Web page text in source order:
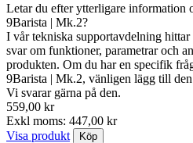
Letar du efter ytterligare information
9Barista | Mk.2?
I vår tekniska supportavdelning
svar om funktioner, parametrar och
produkten. Om du har en specifik
9Barista | Mk.2, vänligen lägg till
Vi svarar gärna på den.
559,00 kr
Exkl moms: 447,00 kr
Visa produkt
Köp